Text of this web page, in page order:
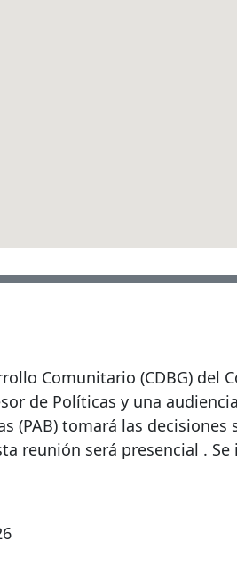
Comunitario (CDBG) del
de Políticas y una
(PAB) tomará las
reunión será presencial .